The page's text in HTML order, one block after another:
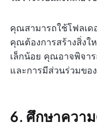
คุณสามารถใช้โฟลเด
คุณต้องการสร้างสิ่งใ
เล็กน้อย คุณอาจพิจา
และการมีส่วนร่วมขอ
6. ศึกษาควา